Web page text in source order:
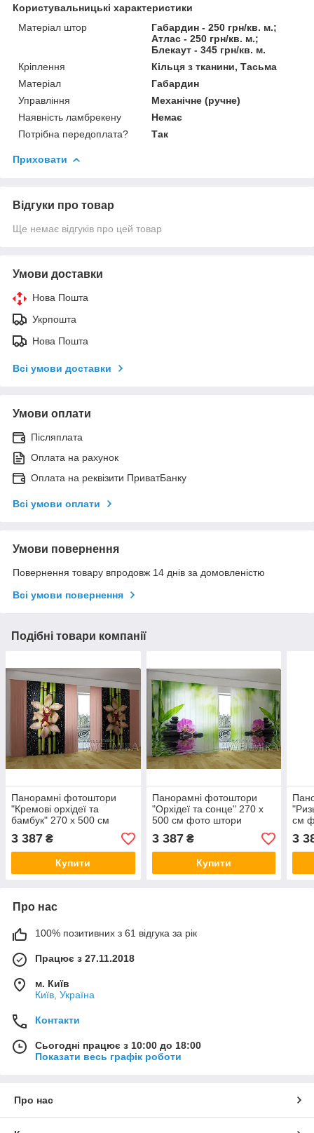
Користувальницькі характеристики
Матеріал штор
Габардин - 250 грн/кв. м.;
Атлас - 250 грн/кв. м.;
Блекаут - 345 грн/кв. м.
Кріплення
Кільця з тканини, Тасьма
Матеріал
Габардин
Управління
Механічне (ручне)
Наявність ламбрекену
Немає
Потрібна передоплата?
Так
Приховати
Відгуки про товар
Ще немає відгуків про цей товар
Умови доставки
Нова Пошта
Укрпошта
Нова Пошта
Всі умови доставки
Умови оплати
Післяплата
Оплата на рахунок
Оплата на реквізити ПриватБанку
Всі умови оплати
Умови повернення
Повернення товару впродовж 14 днів за домовленістю
Всі умови повернення
Подібні товари компанії
Панорамні фотоштори
"Кремові орхідеї та
бамбук" 270 х 500 см
фото штори панорамні
штори VE
3 387 ₴
Купити
Панорамні фотоштори
"Орхідеї та сонце" 270 х
500 см фото штори
панорамні штори VE
3 387₴
Купити
см
VE
3
Про нас
100% позитивних з 61 відгука за рік
Працює з 27.11.2018
м. Київ
Київ, Україна
Контакти
Сьогодні працює з 10:00 до 18:00
Показати весь графік роботи
Про нас